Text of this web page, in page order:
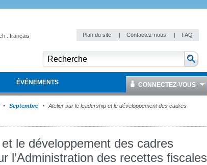
: français Plan du site | Contactez-nous | FAQ
ÉVÉNEMENTS CONNECTEZ-VOUS
Septembre
Atelier sur le leadership et le développement des cadres
le développement des cadres
l’Administration des recettes fiscales